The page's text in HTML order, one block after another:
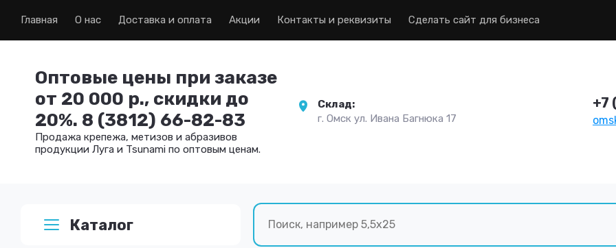
Главная О нас Доставка и оплата Акции Контакты и реквизиты Сделать сайт для бизнеса
Оптовые цены при заказе
от 20 000 р., скидки до
20%. 8 (3812) 66-82-83
Продажа крепежа, метизов и абразивов
продукции Луга и Tsunami по оптовым ценам.
Склад:
г. Омск ул. Ивана Багнюка 17
+7
Каталог